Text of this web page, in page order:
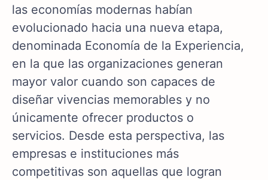
las economías modernas habían
evolucionado hacia una nueva etapa,
denominada Economía de la Experiencia,
en la que las organizaciones generan
mayor valor cuando son capaces de
diseñar vivencias memorables y no
únicamente ofrecer productos o
servicios. Desde esta perspectiva, las
empresas e instituciones más
competitivas son aquellas que logran